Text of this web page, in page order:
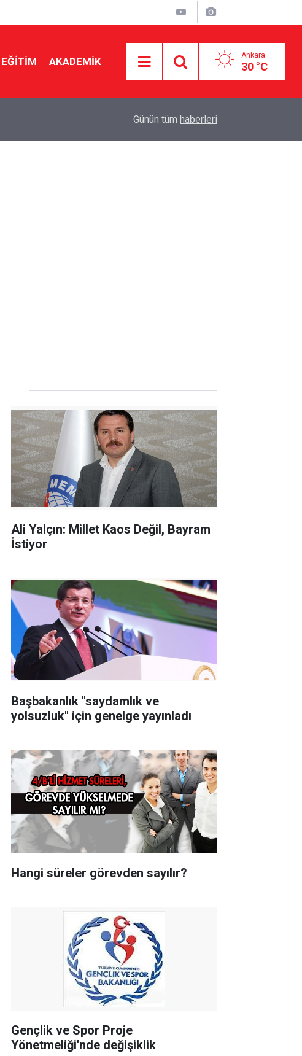
EĞİTİM AKADEMİK Ankara
30 °C
Tıptan sonra ikinci sırada! O öğretmenlik
Günün tüm haberleri
Ali Yalçın: Millet Kaos Değil, Bayram
İstiyor
Başbakanlık "saydamlık ve
yolsuzluk" için genelge yayınladı
Hangi süreler görevden sayılır?
Gençlik ve Spor Proje
Yönetmeliği'nde değişiklik